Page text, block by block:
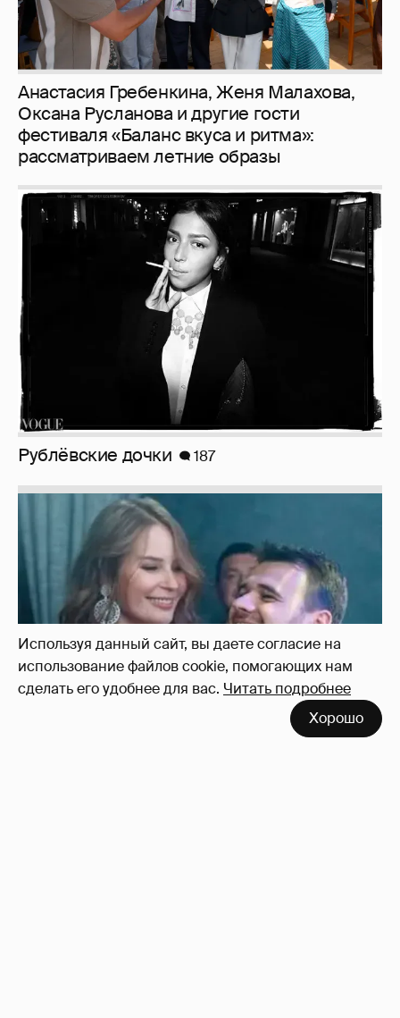
Используя данный сайт, вы даете согласие на
использование файлов cookie, помогающих нам
сделать его удобнее для вас. Читать подробнее
Хорошо
Рублёвские дочки 187
Неужели правда?